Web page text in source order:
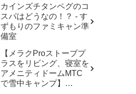
アビルキャンプリゾート
那須／LUMIX S5IIX - パ
パハキット アウトドア
VLOG
カインズチタンペグのコ
スパはどうなの！？ - す
ずもりのファミキャン準
備室
【メラクProストーブプ
ラスをリビング、寝室を
アメニティドームMTC
で雪中キャンプ】